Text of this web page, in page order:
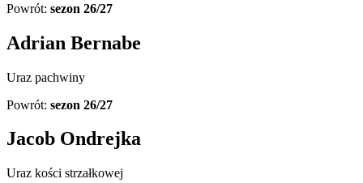
Powrót: sezon 26/27
Adrian Bernabe
Uraz pachwiny
Powrót: sezon 26/27
Jacob Ondrejka
Uraz kości strzałkowej